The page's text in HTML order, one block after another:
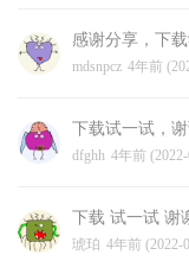
感谢分享，下载
mdsnpcz 4年前
下载试一试，
dfghh 4年前
下载 试一试 谢
琥珀 4年前 (2022-